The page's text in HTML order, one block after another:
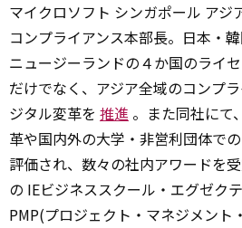
マイクロソフト シンガポール アジ
コンプライアンス本部長。日本・
ニュージーランドの４か国のライ
だけでなく、アジア全域のコンプ
ジタル変革を 推進 。また同社にて
革や国内外の大学・非営利団体で
評価され、数々の社内アワードを
の IEビジネススクール・エグゼク
PMP(プロジェクト・マネジメント